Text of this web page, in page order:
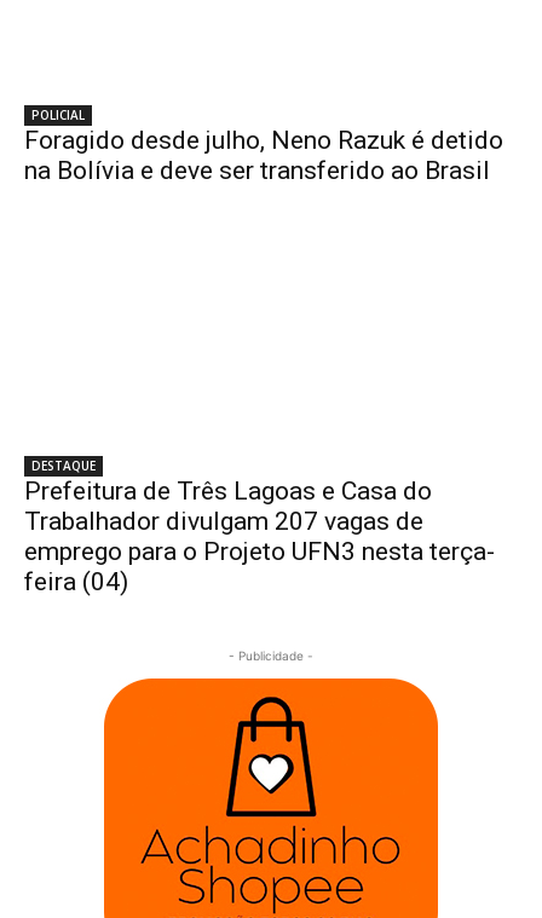
POLICIAL
Foragido desde julho, Neno Razuk é detido
na Bolívia e deve ser transferido ao Brasil
DESTAQUE
Prefeitura de Três Lagoas e Casa do
Trabalhador divulgam 207 vagas de
emprego para o Projeto UFN3 nesta terça-
feira (04)
- Publicidade -